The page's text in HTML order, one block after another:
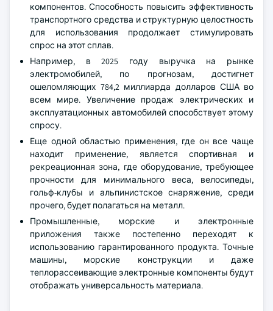
компонентов. Способность повысить эффективность
транспортного средства и структурную целостность
для использования продолжает стимулировать
спрос на этот сплав.
Например, в 2025 году выручка на рынке
электромобилей, по прогнозам, достигнет
ошеломляющих 784,2 миллиарда долларов США во
всем мире. Увеличение продаж электрических и
эксплуатационных автомобилей способствует этому
спросу.
Еще одной областью применения, где он все чаще
находит применение, является спортивная и
рекреационная зона, где оборудование, требующее
прочности для минимального веса, велосипеды,
гольф-клубы и альпинистское снаряжение, среди
прочего, будет полагаться на металл.
Промышленные, морские и электронные
приложения также постепенно переходят к
использованию гарантированного продукта. Точные
машины, морские конструкции и даже
теплорассеивающие электронные компоненты будут
отображать универсальность материала.